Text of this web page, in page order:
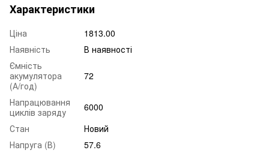
Характеристики
Ціна
1813.00
Наявність
В наявності
Ємність
акумулятора
(А/год)
72
Напрацювання
циклів заряду
6000
Стан
Новий
Напруга (В)
57.6